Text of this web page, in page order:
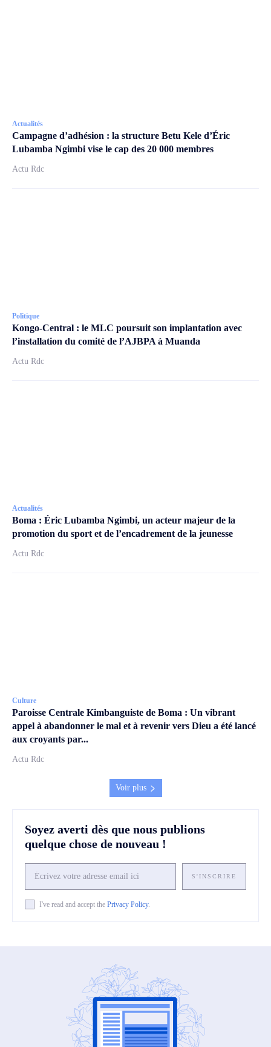
Actualités
Campagne d’adhésion : la structure Betu Kele d’Éric
Lubamba Ngimbi vise le cap des 20 000 membres
Actu Rdc
Politique
Kongo-Central : le MLC poursuit son implantation avec
l’installation du comité de l’AJBPA à Muanda
Actu Rdc
Actualités
Boma : Éric Lubamba Ngimbi, un acteur majeur de la
promotion du sport et de l’encadrement de la jeunesse
Actu Rdc
Culture
Paroisse Centrale Kimbanguiste de Boma : Un vibrant
appel à abandonner le mal et à revenir vers Dieu a été lancé
aux croyants par...
Actu Rdc
Voir plus
Soyez averti dès que nous publions
quelque chose de nouveau !
S'INSCRIRE
I've read and accept the Privacy Policy.